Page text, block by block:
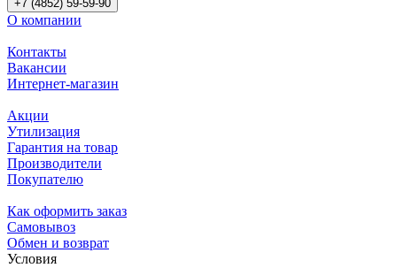
+7 (4852) 59-59-90
О компании
Контакты
Вакансии
Интернет-магазин
Акции
Утилизация
Гарантия на товар
Производители
Покупателю
Как оформить заказ
Самовывоз
Обмен и возврат
Условия